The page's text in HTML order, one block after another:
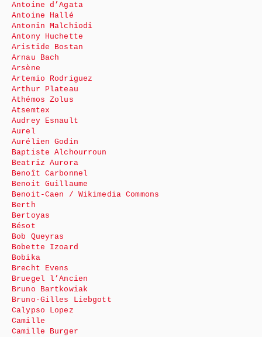
Antoine d’Agata
Antoine Hallé
Antonin Malchiodi
Antony Huchette
Aristide Bostan
Arnau Bach
Arsène
Artemio Rodriguez
Arthur Plateau
Athémos Zolus
Atsemtex
Audrey Esnault
Aurel
Aurélien Godin
Baptiste Alchourroun
Beatriz Aurora
Benoît Carbonnel
Benoit Guillaume
Benoit-Caen / Wikimedia Commons
Berth
Bertoyas
Bésot
Bob Queyras
Bobette Izoard
Bobika
Brecht Evens
Bruegel l’Ancien
Bruno Bartkowiak
Bruno-Gilles Liebgott
Calypso Lopez
Camille
Camille Burger